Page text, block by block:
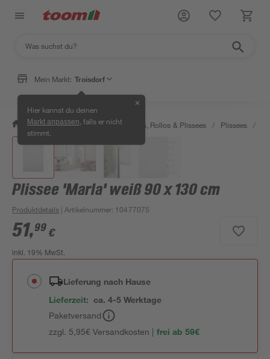
Mein Markt: Troisdorf
Hier kannst du deinen
Markt anpassen , falls er nicht
stimmt.
✕
/ Wohnen & Haushalt / Jalousien, Rollos & Plissees / Plissees /
Plissee 'Marla' weiß 90 x 130 cm
Produktdetails | Artikelnummer: 10477075
51,99 €
inkl. 19% MwSt.
Lieferung nach Hause
Lieferzeit: ca. 4-5 Werktage
Paketversand
zzgl. 5,95€ Versandkosten | frei ab 59€